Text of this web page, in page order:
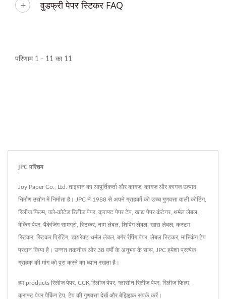
वुडफ्री पेपर स्टिकर FAQ
परिणाम 1 - 11 का 11
JPC परिचय
Joy Paper Co., Ltd. ताइवान का आपूर्तिकर्ता और कागज, कागज और कागज उत्पाद
निर्माण उद्योग में निर्माता है। JPC ने 1988 से अपने ग्राहकों को उच्च गुणवत्ता वाली कोटिंग,
रिलीज फिल्म, क्ले-कोटेड रिलीज पेपर, क्राफ्ट पेपर टेप, खाद्य पेपर कंटेनर, थर्मल लेबल,
बेकिंग पेपर, पैकेजिंग सामग्री, स्टिकर, नाम लेबल, शिपिंग लेबल, खाद्य लेबल, कस्टम
स्टिकर, स्टिकर प्रिंटिंग, डायरेक्ट थर्मल लेबल, बर्गर रैपिंग पेपर, लेबल स्टिकर, मास्किंग टेप
प्रदान किया है। उन्नत तकनीक और 38 वर्षों के अनुभव के साथ, JPC हमेशा प्रत्येक
ग्राहक की मांग को पूरा करने का ध्यान रखता है।
हम products रिलीज पेपर, CCK रिलीज पेपर, ग्लासीन रिलीज पेपर, रिलीज फिल्म,
क्राफ्ट पेपर पैकिंग टेप टेप की गुणवत्ता देखें और बेझिझक संपर्क करें।